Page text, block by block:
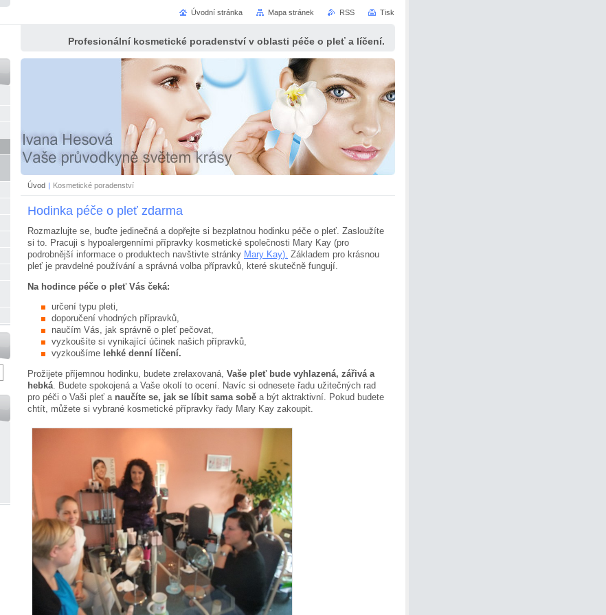
Profesionální kosmetické poradenství v oblasti péče o pleť a líčení.
Úvod | Kosmetické poradenství
Hodinka péče o pleť zdarma
Rozmazlujte se, buďte jedinečná a dopřejte si bezplatnou hodinku péče o pleť. Zasloužíte
si to. Pracuji s hypoalergenními přípravky kosmetické společnosti Mary Kay (pro
podrobnější informace o produktech navštivte stránky Mary Kay). Základem pro krásnou
pleť je pravdelné používání a správná volba přípravků, které skutečně fungují.
Na hodince péče o pleť Vás čeká:
určení typu pleti,
doporučení vhodných přípravků,
naučím Vás, jak správně o pleť pečovat,
vyzkoušíte si vynikající účinek našich přípravků,
vyzkoušíme lehké denní líčení.
Prožijete příjemnou hodinku, budete zrelaxovaná, Vaše pleť bude vyhlazená, zářivá a
hebká. Budete spokojená a Vaše okolí to ocení. Navíc si odnesete řadu užitečných rad
pro péči o Vaši pleť anaučíte se, jak se líbit sama sobě a být aktraktivní. Pokud budete
chtít, můžete si vybrané kosmetické přípravky řady Mary Kay zakoupit.
Úvodní stránka Mapa stránek RSS Tisk